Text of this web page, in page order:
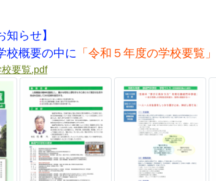
知らせ】
校概要の中に 「令和５年度の学校要覧」
要覧.pdf